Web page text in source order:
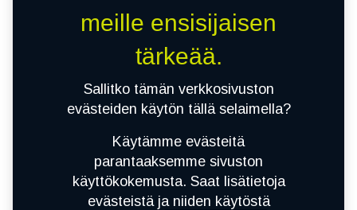
meille ensisijaisen
tärkeää.
Sallitko tämän verkkosivuston
evästeiden käytön tällä selaimella?
Käytämme evästeitä
parantaaksemme sivuston
käyttökokemusta. Saat lisätietoja
evästeistä ja niiden käytöstä